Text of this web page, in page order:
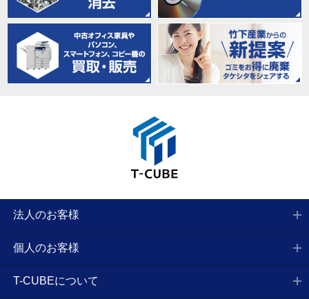
法人のお客様
個人のお客様
T-CUBEについて